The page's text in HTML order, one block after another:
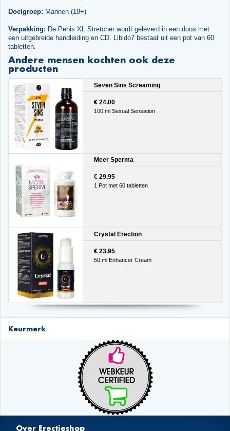
Doelgroep: Mannen (18+)
Verpakking: De Penis XL Stretcher wordt geleverd in een doos met
een uitgebreide handleiding en CD. Libido7 bestaat uit een pot van 60
tabletten.
Andere mensen kochten ook deze
producten
Seven Sins Screaming
€ 24.00
100 ml Sexual Sensation
Meer Sperma
€ 29.95
1 Pot met 60 tabletten
Crystal Erection
€ 23.95
50 ml Enhancer Cream
Keurmerk
Over Erectieshop